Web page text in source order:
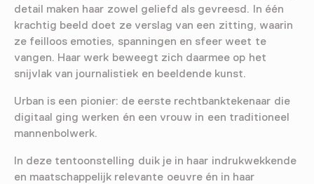
detail maken haar zowel geliefd als gevreesd. In één
krachtig beeld doet ze verslag van een zitting, waarin
ze feilloos emoties, spanningen en sfeer weet te
vangen. Haar werk beweegt zich daarmee op het
snijvlak van journalistiek en beeldende kunst.
Urban is een pionier: de eerste rechtbanktekenaar die
digitaal ging werken én een vrouw in een traditioneel
mannenbolwerk.
In deze tentoonstelling duik je in haar indrukwekkende
en maatschappelijk relevante oeuvre én in haar